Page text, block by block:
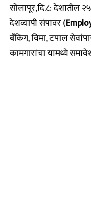
सोलापूर,दि.८: देशातील
देशव्यापी संपावर (
बँकिंग, विमा, टपाल
कामगारांचा यामध्ये